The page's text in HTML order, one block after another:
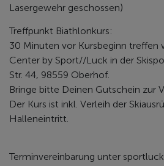
Lasergewehr geschossen)
Treffpunkt Biathlonkurs:
30 Minuten vor Kursbeginn treffen
Center by Sport//Luck in der
Str. 44, 98559 Oberhof.
Bringe bitte Deinen Gutschein zur
Der Kurs ist inkl. Verleih der
Halleneintritt.
Terminvereinbarung unter